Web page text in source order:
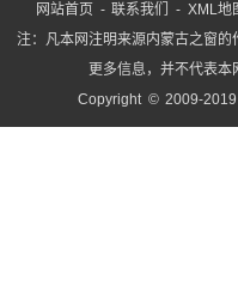
网站首页 -联系我们 - XML地
注：凡本网注明来源内蒙古之窗
更多信息，并不代表本
Copyright © 2009-